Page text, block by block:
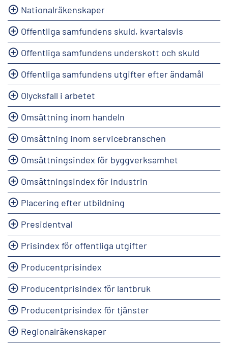
Nationalräkenskaper
Offentliga samfundens skuld, kvartalsvis
Offentliga samfundens underskott och skuld
Offentliga samfundens utgifter efter ändamål
Olycksfall i arbetet
Omsättning inom handeln
Omsättning inom servicebranschen
Omsättningsindex för byggverksamhet
Omsättningsindex för industrin
Placering efter utbildning
Presidentval
Prisindex för offentliga utgifter
Producentprisindex
Producentprisindex för lantbruk
Producentprisindex för tjänster
Regionalräkenskaper